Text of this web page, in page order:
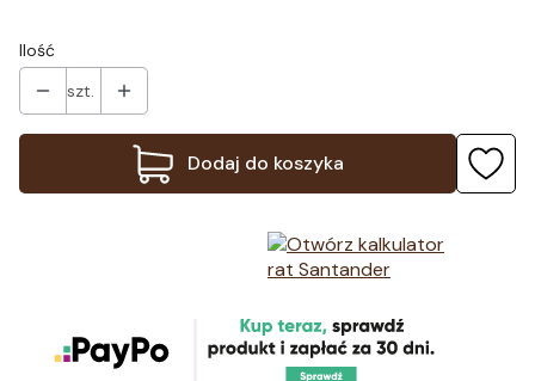
Ilość
szt.
Dodaj do koszyka